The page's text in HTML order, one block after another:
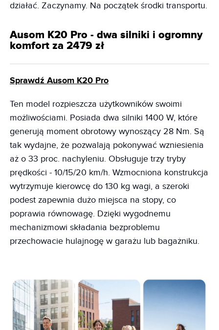
działać. Zaczynamy. Na początek środki transportu.
Ausom K20 Pro - dwa silniki i ogromny
komfort za 2479 zł
Sprawdź Ausom K20 Pro
Ten model rozpieszcza użytkowników swoimi
możliwościami. Posiada dwa silniki 1400 W, które
generują moment obrotowy wynoszący 28 Nm. Są
tak wydajne, że pozwalają pokonywać wzniesienia
aż o 33 proc. nachyleniu. Obsługuje trzy tryby
prędkości - 10/15/20 km/h. Wzmocniona konstrukcja
wytrzymuje kierowcę do 130 kg wagi, a szeroki
podest zapewnia dużo miejsca na stopy, co
poprawia równowagę. Dzięki wygodnemu
mechanizmowi składania bezproblemu
przechowacie hulajnogę w garażu lub bagażniku.